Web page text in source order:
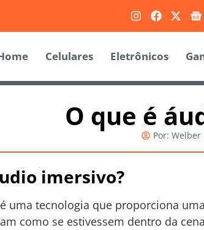
Celulares Eletrônicos
O que é
Por: Welber
imersivo?
uma tecnologia que proporciona
como se estivessem dentro da